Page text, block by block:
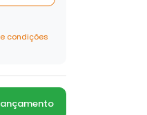
condições